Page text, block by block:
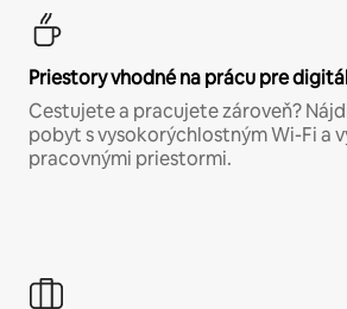
Priestory vhodné na prácu pre
Cestujete a pracujete zároveň?
pobyt s vysokorýchlostným Wi-Fi a
pracovnými priestormi.